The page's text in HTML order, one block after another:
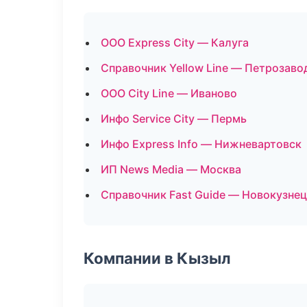
ООО Express City — Калуга
Справочник Yellow Line —
ООО City Line — Иваново
Инфо Service City — Пермь
Инфо Express Info — Нижневартовск
ИП News Media — Москва
Справочник Fast Guide —
Компании в Кызыл